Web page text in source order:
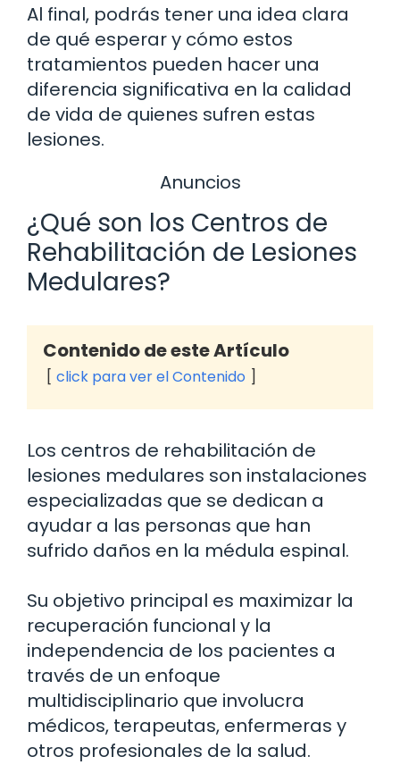
Al final, podrás tener una idea clara
de qué esperar y cómo estos
tratamientos pueden hacer una
diferencia significativa en la calidad
de vida de quienes sufren estas
lesiones.
Anuncios
¿Qué son los Centros de
Rehabilitación de Lesiones
Medulares?
Contenido de este Artículo
click para ver el Contenido
Los centros de rehabilitación de
lesiones medulares son instalaciones
especializadas que se dedican a
ayudar a las personas que han
sufrido daños en la médula espinal.
Su objetivo principal es maximizar la
recuperación funcional y la
independencia de los pacientes a
través de un enfoque
multidisciplinario que involucra
médicos, terapeutas, enfermeras y
otros profesionales de la salud.